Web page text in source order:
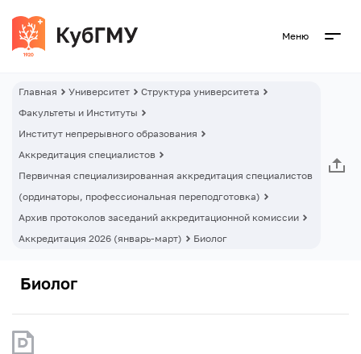
Меню
Главная Университет
Структура университета
Факультеты и Институты
Институт непрерывного образования
Аккредитация специалистов
Первичная специализированная аккредитация специалистов
(ординаторы, профессиональная переподготовка)
Архив протоколов заседаний аккредитационной комиссии
Аккредитация 2026 (январь-март)
Биолог
Биолог